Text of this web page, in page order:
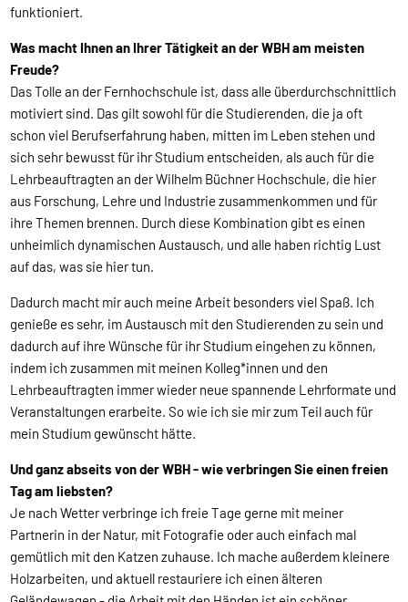
funktioniert.
Was macht Ihnen an Ihrer Tätigkeit an der WBH am meisten
Freude?
Das Tolle an der Fernhochschule ist, dass alle überdurchschnittlich
motiviert sind. Das gilt sowohl für die Studierenden, die ja oft
schon viel Berufserfahrung haben, mitten im Leben stehen und
sich sehr bewusst für ihr Studium entscheiden, als auch für die
Lehrbeauftragten an der Wilhelm Büchner Hochschule, die hier
aus Forschung, Lehre und Industrie zusammenkommen und für
ihre Themen brennen. Durch diese Kombination gibt es einen
unheimlich dynamischen Austausch, und alle haben richtig Lust
auf das, was sie hier tun.
Dadurch macht mir auch meine Arbeit besonders viel Spaß. Ich
genieße es sehr, im Austausch mit den Studierenden zu sein und
dadurch auf ihre Wünsche für ihr Studium eingehen zu können,
indem ich zusammen mit meinen Kolleg*innen und den
Lehrbeauftragten immer wieder neue spannende Lehrformate und
Veranstaltungen erarbeite. So wie ich sie mir zum Teil auch für
mein Studium gewünscht hätte.
Und ganz abseits von der WBH - wie verbringen Sie einen freien
Tag am liebsten?
Je nach Wetter verbringe ich freie Tage gerne mit meiner
Partnerin in der Natur, mit Fotografie oder auch einfach mal
gemütlich mit den Katzen zuhause. Ich mache außerdem kleinere
Holzarbeiten, und aktuell restauriere ich einen älteren